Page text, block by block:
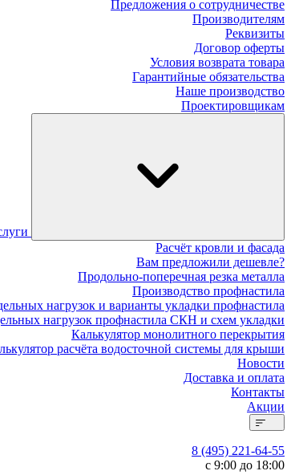
Предложения о сотрудничестве
Производителям
Реквизиты
Договор оферты
Условия возврата товара
Гарантийные обязательства
Наше производство
Проектировщикам
Расчёт кровли и фасада
Вам предложили дешевле?
Продольно-поперечная резка металла
Производство профнастила
нагрузок и варианты укладки профнастила
нагрузок профнастила СКН и схем укладки
Калькулятор монолитного перекрытия
расчёта водосточной системы для крыши
Новости
Доставка и оплата
Контакты
Акции
8 (495) 221-64-55
с 9:00 до 18:00